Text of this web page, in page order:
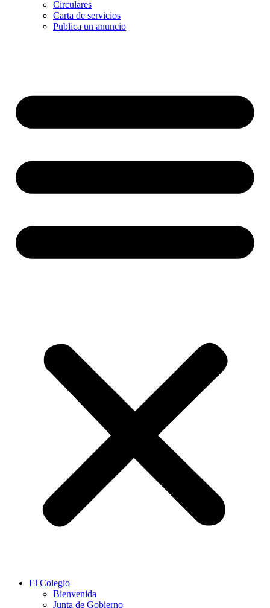
Circulares
Carta de servicios
Publica un anuncio
El Colegio
Bienvenida
Junta de Gobierno